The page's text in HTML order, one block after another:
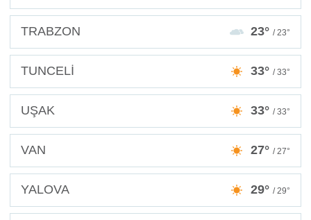
TRABZON 23° / 23°
TUNCELİ 33° / 33°
UŞAK 33° / 33°
VAN 27° / 27°
YALOVA 29° / 29°